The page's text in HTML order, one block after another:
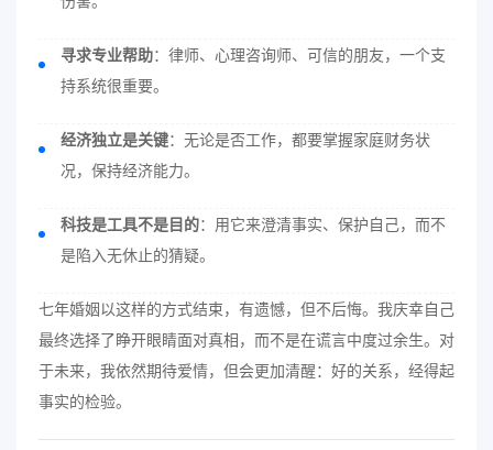
寻求专业帮助：律师、心理咨询师、可信的朋友，一个支
持系统很重要。
经济独立是关键：无论是否工作，都要掌握家庭财务状
况，保持经济能力。
科技是工具不是目的：用它来澄清事实、保护自己，而不
是陷入无休止的猜疑。
七年婚姻以这样的方式结束，有遗憾，但不后悔。我庆幸自己
最终选择了睁开眼睛面对真相，而不是在谎言中度过余生。对
于未来，我依然期待爱情，但会更加清醒：好的关系，经得起
事实的检验。